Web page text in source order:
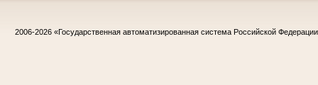
2006-2026 «Государственная автоматизированная система Российской